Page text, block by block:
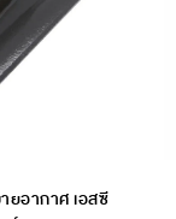
ยอากาศ เอสซี